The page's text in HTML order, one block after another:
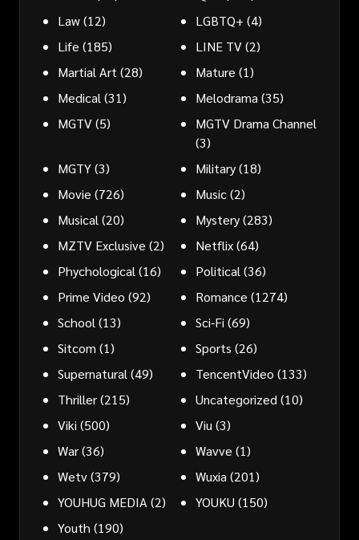
Law(12) LGBTQ+ (4)
Life (185) LINE TV(2)
Martial Art(28) Mature (1)
Medical(31) Melodrama(35)
MGTV(5)
MGTV Drama Channel
(3)
MGTY(3) Military(18)
Movie (726) Music(2)
Musical(20) Mystery(283)
MZTV Exclusive (2) Netflix(64)
Phychological(16) Political(36)
Prime Video (92) Romance (1274)
School(13) Sci-Fi (69)
Sitcom (1) Sports (26)
Supernatural(49) TencentVideo (133)
Thriller(215) Uncategorized(10)
Viki (500) Viu(3)
War(36) Wavve (1)
Wetv(379) Wuxia(201)
YOUHUG MEDIA(2) YOUKU (150)
Youth (190)